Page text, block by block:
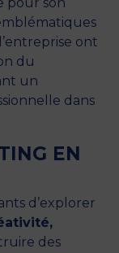
ont
du
un
dans
EN
d’explorer
des